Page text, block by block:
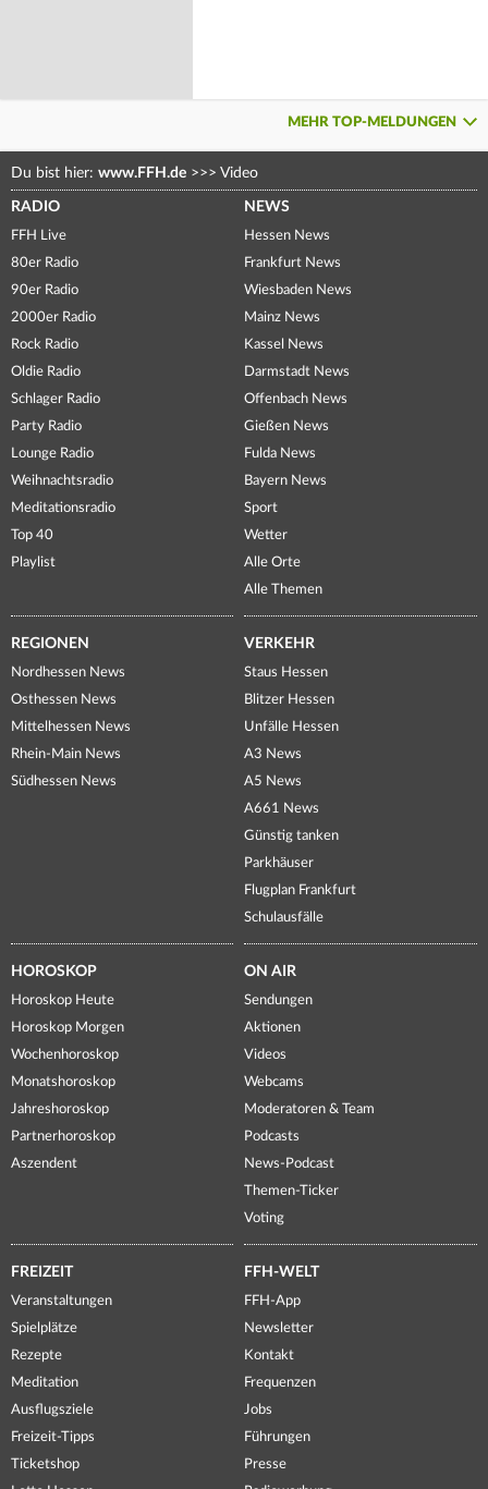
MEHR TOP-MELDUNGEN
Du bist hier: www.FFH.de >>> Video
RADIO
FFH Live
80er Radio
90er Radio
2000er Radio
Rock Radio
Oldie Radio
Schlager Radio
Party Radio
Lounge Radio
Weihnachtsradio
Meditationsradio
Top 40
Playlist
NEWS
Hessen News
Frankfurt News
Wiesbaden News
Mainz News
Kassel News
Darmstadt News
Offenbach News
Gießen News
Fulda News
Bayern News
Sport
Wetter
Alle Orte
Alle Themen
REGIONEN
Nordhessen News
Osthessen News
Mittelhessen News
Rhein-Main News
Südhessen News
VERKEHR
Staus Hessen
Blitzer Hessen
Unfälle Hessen
A3 News
A5 News
A661 News
Günstig tanken
Parkhäuser
Flugplan Frankfurt
Schulausfälle
HOROSKOP
Horoskop Heute
Horoskop Morgen
Wochenhoroskop
Monatshoroskop
Jahreshoroskop
Partnerhoroskop
Aszendent
ON AIR
Sendungen
Aktionen
Videos
Webcams
Moderatoren & Team
Podcasts
News-Podcast
Themen-Ticker
Voting
FREIZEIT
Veranstaltungen
Spielplätze
Rezepte
Meditation
Ausflugsziele
Freizeit-Tipps
Ticketshop
FFH-WELT
FFH-App
Newsletter
Kontakt
Frequenzen
Jobs
Führungen
Presse